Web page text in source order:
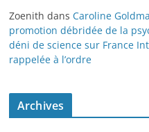
Zoenith dans Caroline
promotion débridée de la
déni de science sur France
rappelée à l’ordre
Archives